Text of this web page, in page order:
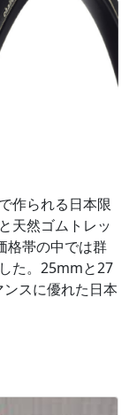
作られる日本限
天然ゴムトレッ
格帯の中では群
た。25mmと27
スに優れた日本